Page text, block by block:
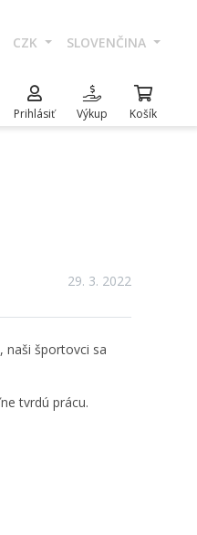
CZK SLOVENČINA
Prihlásiť Výkup Košík
29. 3. 2022
naši športovci sa
tvrdú prácu.